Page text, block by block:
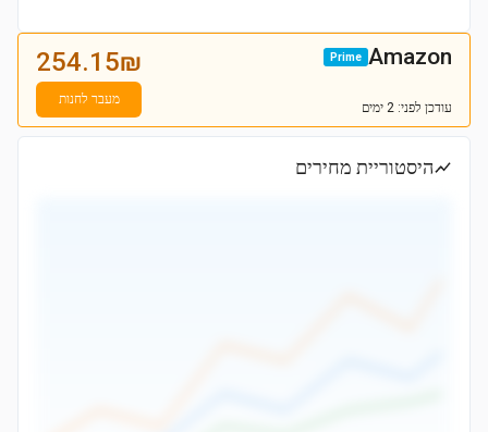
Amazon
Prime
עודכן לפני: 2 ימים
254.15₪
מעבר לחנות
היסטוריית מחירים